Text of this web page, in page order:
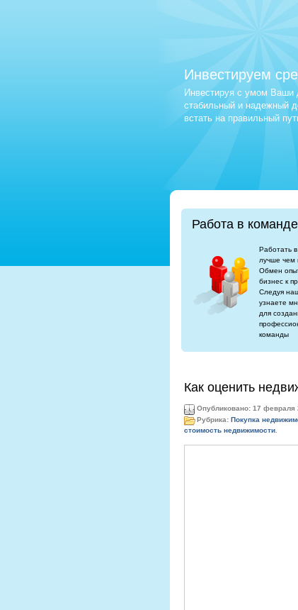
Инвестируем
Инвестируя с умом Ваши
стабильный и надежный
встать на правильный
Работа в команде
Работать
лучше чем
Обмен
бизнес к
Следуя
узнаете
для
команды
Как оценить
Опубликовано: 17 февраля
Рубрика: Покупка
стоимость недвижимости.